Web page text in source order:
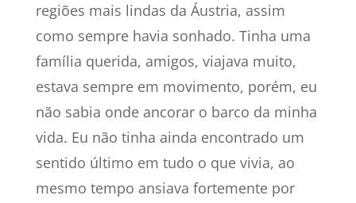
regiões mais lindas da Áustria, assim
como sempre havia sonhado. Tinha uma
família querida, amigos, viajava muito,
estava sempre em movimento, porém, eu
não sabia onde ancorar o barco da minha
vida. Eu não tinha ainda encontrado um
sentido último em tudo o que vivia, ao
mesmo tempo ansiava fortemente por